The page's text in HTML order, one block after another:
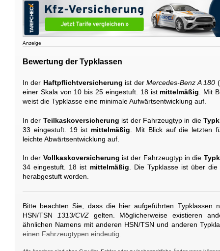
Anzeige
Bewertung der Typklassen
In der Haftpflichtversicherung ist derMercedes-Benz A 180
einer Skala von 10 bis 25 eingestuft. 18 ist mittelmäßig . Mit
weist die Typklasse eine minimale Aufwärtsentwicklung auf.
In der Teilkaskoversicherung ist der Fahrzeugtyp in die
33 eingestuft. 19 ist mittelmäßig . Mit Blick auf die letzten
leichte Abwärtsentwicklung auf.
In der Vollkaskoversicherung ist der Fahrzeugtyp in die
34 eingestuft. 18 ist mittelmäßig. Die Typklasse ist über
herabgestuft worden.
Bitte beachten Sie, dass die hier aufgeführten Typklassen
HSN/TSN
1313/CVZgelten. Möglicherweise existieren
ähnlichen Namens mit anderen HSN/TSN und anderen
einen Fahrzeugtypen eindeutig.